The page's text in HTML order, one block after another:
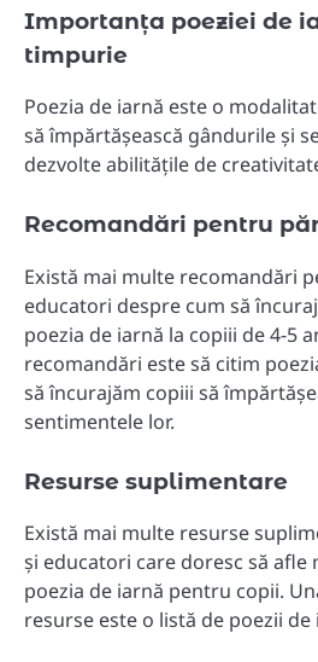
Importanța poeziei de
timpurie
Poezia de iarnă este o
să împărtășească gândurile și
dezvolte abilitățile de
Recomandări pentru
Există mai multe recomandări
educatori despre cum să
poezia de iarnă la copiii de 4-5
recomandări este să citim
să încurajăm copiii să
sentimentele lor.
Resurse suplimentare
Există mai multe resurse
și educatori care doresc să afle
poezia de iarnă pentru copii.
resurse este o listă de poezii